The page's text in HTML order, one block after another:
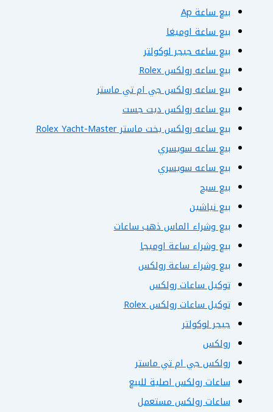
بيع ساعة Ap
بيع ساعة اوميغا
بيع ساعه جيجر لوكولتر
بيع ساعه رولكس Rolex
بيع ساعه رولكس جي ام تي ماستر
بيع ساعه رولكس ديت جست
بيع ساعه رولكس يخت ماستر Rolex Yacht-Master
بيع ساعه سويسري
بيع ساعه سويسري
بيع سبح
بيع نياشين
بيع وشراء الماس ذهب ساعات
بيع وشراء ساعة اوميجا
بيع وشراء ساعة رولكس
توكيل ساعات رولكس
توكيل ساعات رولكس Rolex
جيجر لوكولتر
رولكس
رولكس جي ام تي ماستر
ساعات رولكس اصلية للبيع
ساعات رولكس مستعمل